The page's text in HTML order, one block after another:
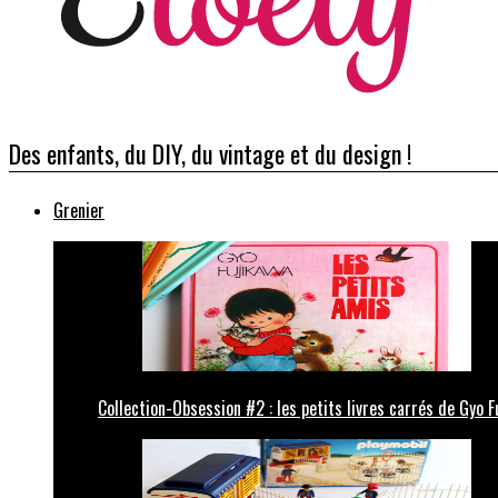
Des enfants, du DIY, du vintage et du design !
Grenier
Collection-Obsession #2 : les petits livres carrés de Gyo